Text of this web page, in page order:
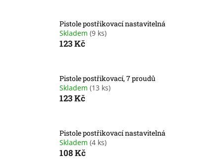
Pistole postřikovací nastavitelná
Skladem (9 ks)
123 Kč
Pistole postřikovací, 7 proudů
Skladem (13 ks)
123 Kč
Pistole postřikovací nastavitelná
Skladem (4 ks)
108 Kč